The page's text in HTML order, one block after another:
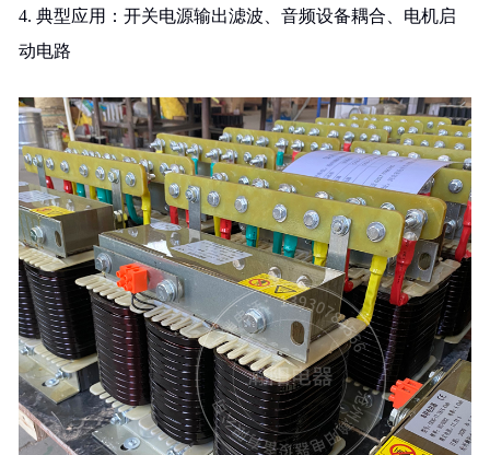
4. 典型应用：开关电源输出滤波、音频设备耦合、电机启
动电路